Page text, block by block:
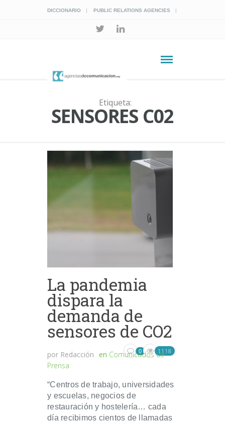
DICCIONARIO PUBLIC RELATIONS AGENCIES
Etiqueta:
SENSORES C02
La pandemia
dispara la
demanda de
sensores de CO2
por Redacción en Comunicados de
Prensa
0 1118
“Centros de trabajo, universidades
y escuelas, negocios de
restauración y hostelería… cada
día recibimos cientos de llamadas